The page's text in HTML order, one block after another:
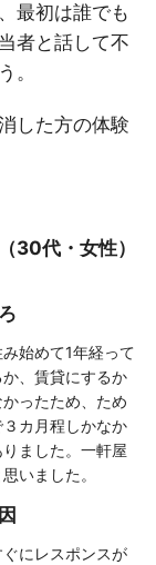
最初は誰でも
者と話して不
。
した方の体験
30代・女性）
始めて1年経って
、賃貸にするか
ったため、ため
カ月程しかなか
ました。一軒屋
いました。
にレスポンスが